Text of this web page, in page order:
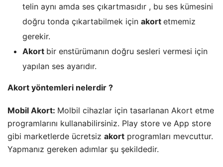
telin aynı amda ses çıkartmasıdır , bu ses kümesini
doğru tonda çıkartabilmek için akort etmemiz
gerekir.
Akort bir enstürümanın doğru sesleri vermesi için
yapılan ses ayarıdır.
Akort yöntemleri nelerdir ?
Mobil Akort: Molbil cihazlar için tasarlanan Akort etme
programlarını kullanabilirsiniz. Play store ve App store
gibi marketlerde ücretsiz akort programları mevcuttur.
Yapmanız gereken adımlar şu şekildedir.